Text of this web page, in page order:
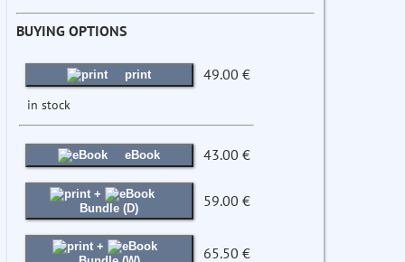
BUYING OPTIONS
print 49.00 €
in stock
eBook 43.00 €
+
Bundle (D)
59.00 €
+
65.50 €